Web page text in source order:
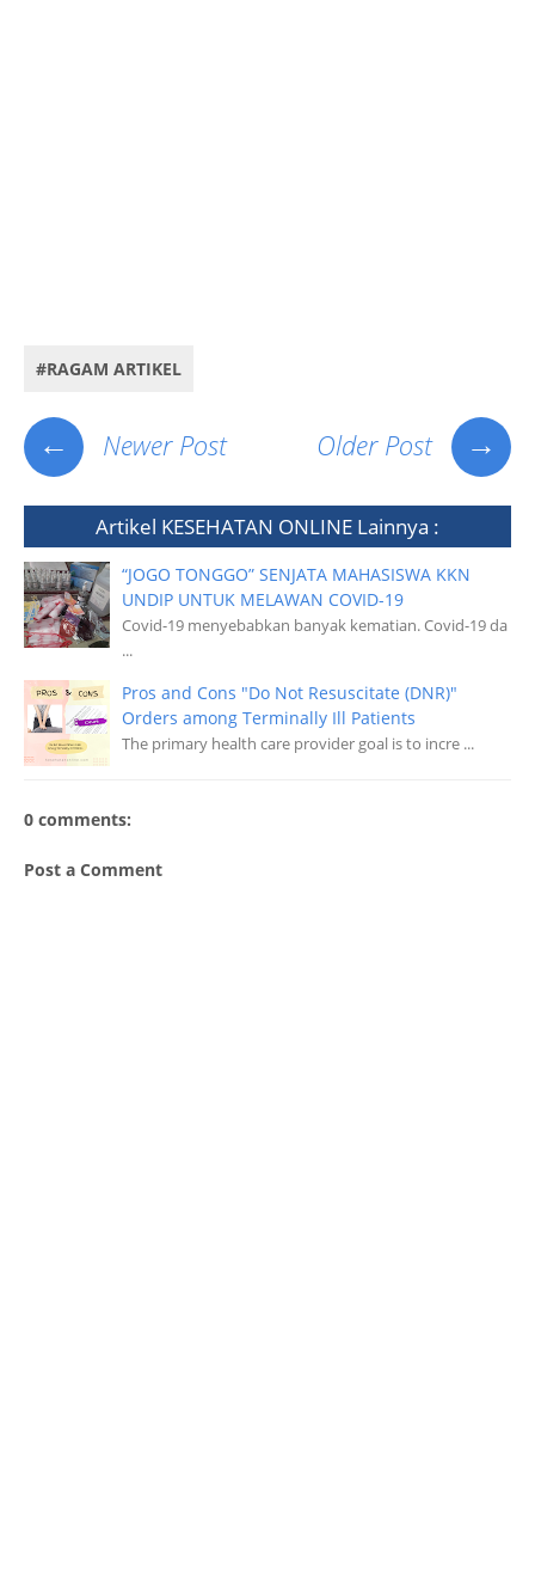
#RAGAM ARTIKEL
← Newer Post Older Post →
Artikel KESEHATAN ONLINE Lainnya :
“JOGO TONGGO” SENJATA MAHASISWA KKN
UNDIP UNTUK MELAWAN COVID-19
Covid-19 menyebabkan banyak kematian. Covid-19 da
...
Pros and Cons "Do Not Resuscitate (DNR)"
Orders among Terminally Ill Patients
The primary health care provider goal is to incre ...
0 comments:
Post a Comment